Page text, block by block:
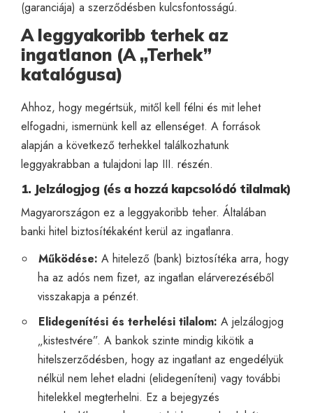
(garanciája) a szerződésben kulcsfontosságú.
A leggyakoribb terhek az
ingatlanon (A „Terhek”
katalógusa)
Ahhoz, hogy megértsük, mitől kell félni és mit lehet
elfogadni, ismernünk kell az ellenséget. A források
alapján a következő terhekkel találkozhatunk
leggyakrabban a tulajdoni lap III. részén.
1. Jelzálogjog (és a hozzá kapcsolódó tilalmak)
Magyarországon ez a leggyakoribb teher. Általában
banki hitel biztosítékaként kerül az ingatlanra.
Működése: A hitelező (bank) biztosítéka arra, hogy
ha az adós nem fizet, az ingatlan elárverezéséből
visszakapja a pénzét.
Elidegenítési és terhelési tilalom: A jelzálogjog
„kistestvére”. A bankok szinte mindig kikötik a
hitelszerződésben, hogy az ingatlant az engedélyük
nélkül nem lehet eladni (elidegeníteni) vagy további
hitelekkel megterhelni. Ez a bejegyzés